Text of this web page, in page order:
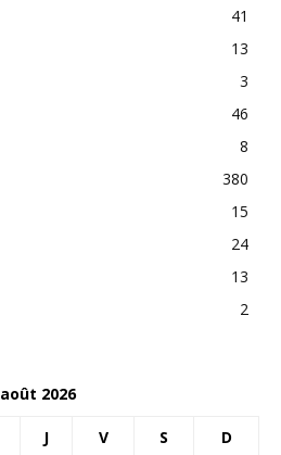
41
13
3
46
8
380
15
24
13
2
août 2026
J V S D